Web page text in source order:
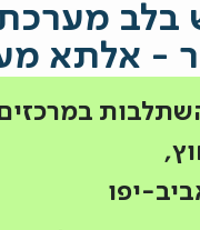
בלב
- אלתא
במרכזים
יפו